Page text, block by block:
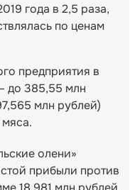
года в 2,5 раза,
по ценам
предприятия в
до 385,55 млн
млн рублей)
олени»
прибыли против